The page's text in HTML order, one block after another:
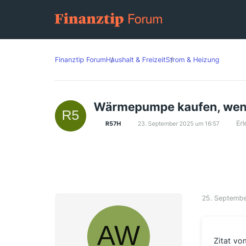
Finanztip ForumHaushalt & FreizeitStrom & Heizung
Wärmepumpe kaufen,
R57H 23. September 2025 um 16:57
25.
Zitat